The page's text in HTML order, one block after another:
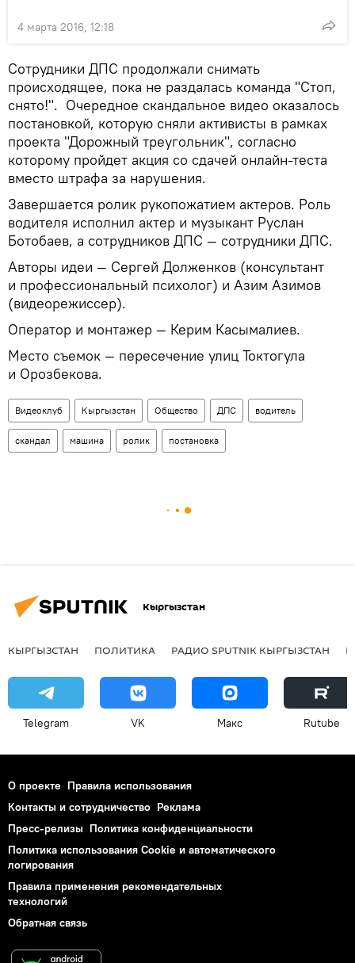
4 марта 2016, 12:18
Сотрудники ДПС продолжали снимать
происходящее, пока не раздалась команда "Стоп,
снято!". Очередное скандальное видео оказалось
постановкой, которую сняли активисты в рамках
проекта "Дорожный треугольник", согласно
которому пройдет акция со сдачей онлайн-теста
вместо штрафа за нарушения.
Завершается ролик рукопожатием актеров. Роль
водителя исполнил актер и музыкант Руслан
Ботобаев, а сотрудников ДПС — сотрудники ДПС.
Авторы идеи — Сергей Долженков (консультант
и профессиональный психолог) и Азим Азимов
(видеорежиссер).
Оператор и монтажер — Керим Касымалиев.
Место съемок — пересечение улиц Токтогула
и Орозбекова.
Видеоклуб Кыргызстан Общество ДПС водитель
скандал машина ролик постановка
Кыргызстан
КЫРГЫЗСТАН ПОЛИТИКА РАДИО SPUTNIK КЫРГЫЗСТАН
Telegram VK Макс Rutube
О проекте Правила использования
Контакты и сотрудничество Реклама
Пресс-релизы Политика конфиденциальности
Политика использования Cookie и автоматического
логирования
Правила применения рекомендательных
технологий
Обратная связь